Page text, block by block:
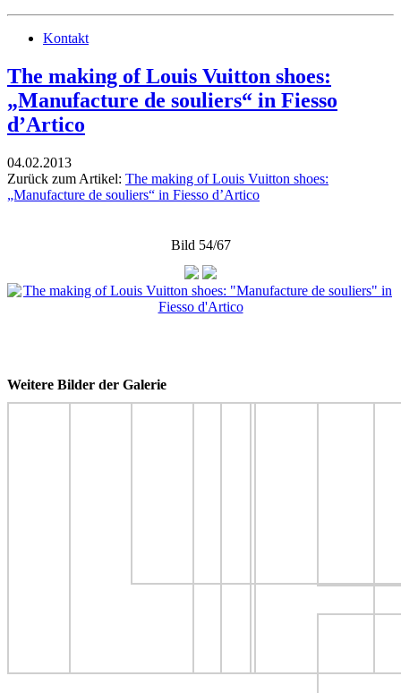
Kontakt
The making of Louis Vuitton shoes:
„Manufacture de souliers“ in Fiesso
d’Artico
04.02.2013
Zurück zum Artikel: The making of Louis Vuitton shoes:
„Manufacture de souliers“ in Fiesso d’Artico
Bild 54/67
Weitere Bilder der Galerie